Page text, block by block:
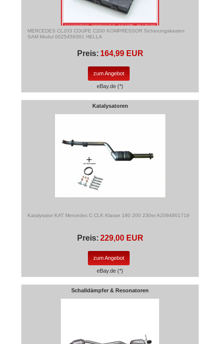
MERCEDES CL203 COUPE C200 KOMPRESSOR Sicherungskasten
SAM Modul 0025459301 HELLA
Preis: 164,99 EUR
zum Angebot
eBay.de (*)
Katalysatoren
Katalysator KAT Mercedes C CLK Klasse 180 200 230er A2094901719
Preis: 229,00 EUR
zum Angebot
eBay.de (*)
Schalldämpfer & Resonatoren